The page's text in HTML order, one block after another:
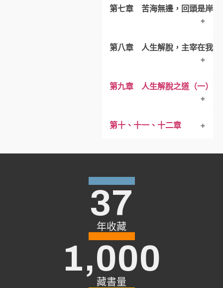
三、愛離、怨會苦
二、善惡之業各有報
第七章 苦海無邊，回頭是岸
一、夢破人應醒
第八章 人生解脫，主宰在我
一、解脫的可能性：
第九章 人生解脫之道（一）：
一、信仰與解脫
二、正觀與解脫
第十、十一、十二章
年收藏
37
藏書量
1,000